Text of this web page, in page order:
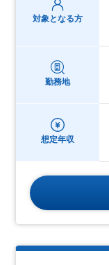
対象となる方
勤務地
想定年収